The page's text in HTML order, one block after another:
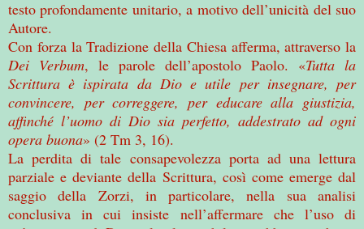
testo profondamente unitario, a motivo dell’unicità del suo
Autore.
Con forza la Tradizione della Chiesa afferma, attraverso la
Dei Verbum, le parole dell’apostolo Paolo. «Tutta la
Scrittura è ispirata da Dio e utile per insegnare, per
convincere, per correggere, per educare alla giustizia,
affinché l’uomo di Dio sia perfetto, addestrato ad ogni
opera buona» (2 Tm 3, 16).
La perdita di tale consapevolezza porta ad una lettura
parziale e deviante della Scrittura, così come emerge dal
saggio della Zorzi, in particolare, nella sua analisi
conclusiva in cui insiste nell’affermare che l’uso di